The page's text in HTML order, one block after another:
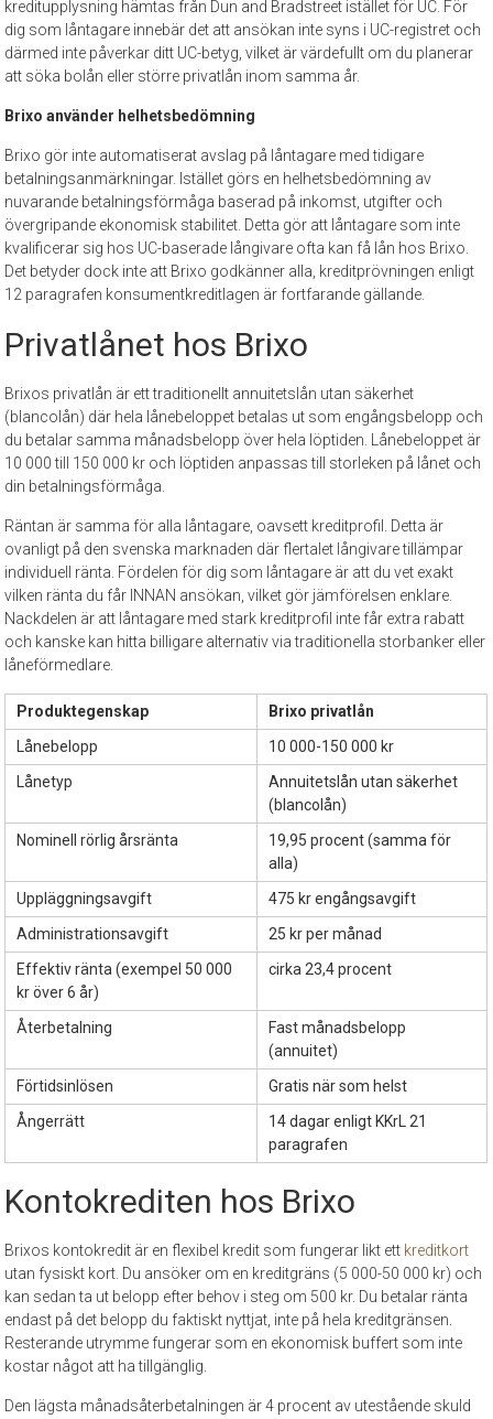
kreditupplysning hämtas från Dun and Bradstreet istället för UC. För
dig som låntagare innebär det att ansökan inte syns i UC-registret och
därmed inte påverkar ditt UC-betyg, vilket är värdefullt om du planerar
att söka bolån eller större privatlån inom samma år.
Brixo använder helhetsbedömning
Brixo gör inte automatiserat avslag på låntagare med tidigare
betalningsanmärkningar. Istället görs en helhetsbedömning av
nuvarande betalningsförmåga baserad på inkomst, utgifter och
övergripande ekonomisk stabilitet. Detta gör att låntagare som inte
kvalificerar sig hos UC-baserade långivare ofta kan få lån hos Brixo.
Det betyder dock inte att Brixo godkänner alla, kreditprövningen enligt
12 paragrafen konsumentkreditlagen är fortfarande gällande.
Privatlånet hos Brixo
Brixos privatlån är ett traditionellt annuitetslån utan säkerhet
(blancolån) där hela lånebeloppet betalas ut som engångsbelopp och
du betalar samma månadsbelopp över hela löptiden. Lånebeloppet är
10 000 till 150 000 kr och löptiden anpassas till storleken på lånet och
din betalningsförmåga.
Räntan är samma för alla låntagare, oavsett kreditprofil. Detta är
ovanligt på den svenska marknaden där flertalet långivare tillämpar
individuell ränta. Fördelen för dig som låntagare är att du vet exakt
vilken ränta du får INNAN ansökan, vilket gör jämförelsen enklare.
Nackdelen är att låntagare med stark kreditprofil inte får extra rabatt
och kanske kan hitta billigare alternativ via traditionella storbanker eller
låneförmedlare.
Produktegenskap
Brixo privatlån
Lånebelopp
10 000-150 000 kr
Lånetyp
Annuitetslån utan säkerhet
(blancolån)
Nominell rörlig årsränta
19,95 procent (samma för
alla)
Uppläggningsavgift
475 kr engångsavgift
Administrationsavgift
25 kr per månad
Effektiv ränta (exempel 50 000
kr över 6 år)
cirka 23,4 procent
Återbetalning
Fast månadsbelopp
(annuitet)
Förtidsinlösen
Gratis när som helst
Ångerrätt
14 dagar enligt KKrL 21
paragrafen
Kontokrediten hos Brixo
Brixos kontokredit är en flexibel kredit som fungerar likt ett kreditkort
utan fysiskt kort. Du ansöker om en kreditgräns (5 000-50 000 kr) och
kan sedan ta ut belopp efter behov i steg om 500 kr. Du betalar ränta
endast på det belopp du faktiskt nyttjat, inte på hela kreditgränsen.
Resterande utrymme fungerar som en ekonomisk buffert som inte
kostar något att ha tillgänglig.
Den lägsta månadsåterbetalningen är 4 procent av utestående skuld